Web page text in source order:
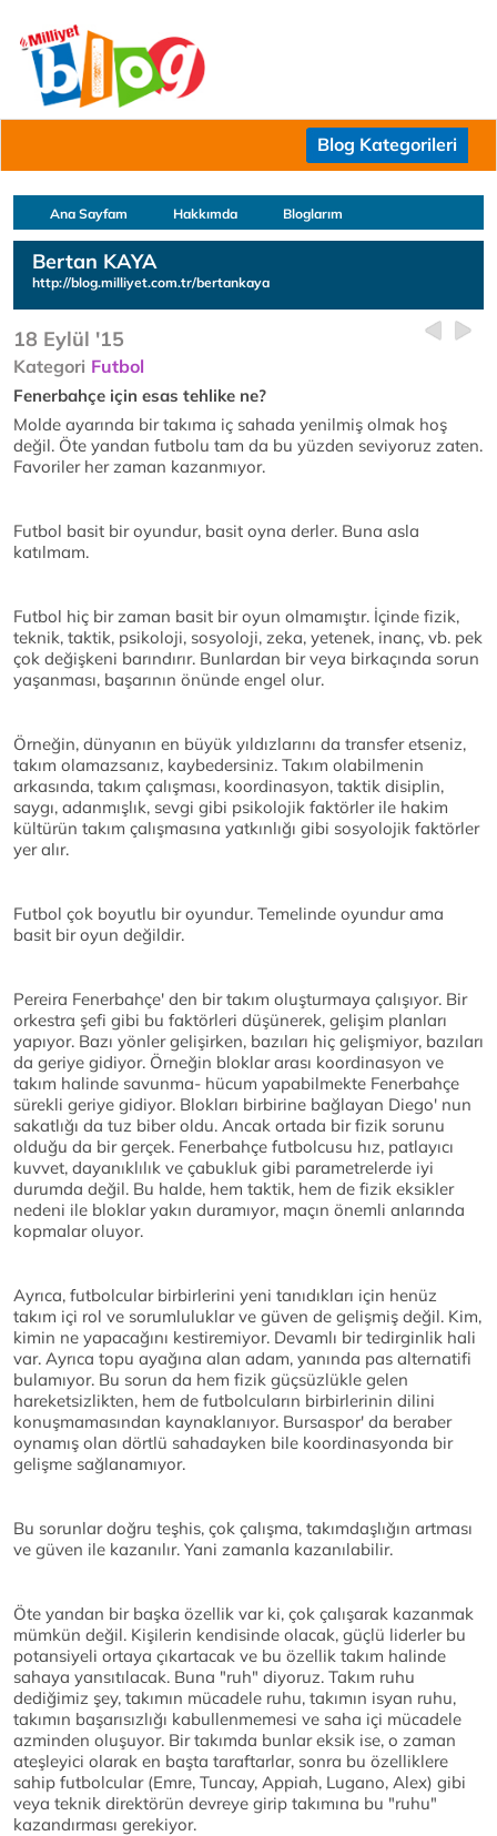
Blog Kategorileri
Ana Sayfam Hakkımda Bloglarım
Bertan KAYA
http://blog.milliyet.com.tr/bertankaya
18 Eylül '15
Kategori Futbol
Fenerbahçe için esas tehlike ne?
Molde ayarında bir takıma iç sahada yenilmiş olmak hoş
değil. Öte yandan futbolu tam da bu yüzden seviyoruz zaten.
Favoriler her zaman kazanmıyor.
Futbol basit bir oyundur, basit oyna derler. Buna asla
katılmam.
Futbol hiç bir zaman basit bir oyun olmamıştır. İçinde fizik,
teknik, taktik, psikoloji, sosyoloji, zeka, yetenek, inanç, vb. pek
çok değişkeni barındırır. Bunlardan bir veya birkaçında sorun
yaşanması, başarının önünde engel olur.
Örneğin, dünyanın en büyük yıldızlarını da transfer etseniz,
takım olamazsanız, kaybedersiniz. Takım olabilmenin
arkasında, takım çalışması, koordinasyon, taktik disiplin,
saygı, adanmışlık, sevgi gibi psikolojik faktörler ile hakim
kültürün takım çalışmasına yatkınlığı gibi sosyolojik faktörler
yer alır.
Futbol çok boyutlu bir oyundur. Temelinde oyundur ama
basit bir oyun değildir.
Pereira Fenerbahçe' den bir takım oluşturmaya çalışıyor. Bir
orkestra şefi gibi bu faktörleri düşünerek, gelişim planları
yapıyor. Bazı yönler gelişirken, bazıları hiç gelişmiyor, bazıları
da geriye gidiyor. Örneğin bloklar arası koordinasyon ve
takım halinde savunma- hücum yapabilmekte Fenerbahçe
sürekli geriye gidiyor. Blokları birbirine bağlayan Diego' nun
sakatlığı da tuz biber oldu. Ancak ortada bir fizik sorunu
olduğu da bir gerçek. Fenerbahçe futbolcusu hız, patlayıcı
kuvvet, dayanıklılık ve çabukluk gibi parametrelerde iyi
durumda değil. Bu halde, hem taktik, hem de fizik eksikler
nedeni ile bloklar yakın duramıyor, maçın önemli anlarında
kopmalar oluyor.
Ayrıca, futbolcular birbirlerini yeni tanıdıkları için henüz
takım içi rol ve sorumluluklar ve güven de gelişmiş değil. Kim,
kimin ne yapacağını kestiremiyor. Devamlı bir tedirginlik hali
var. Ayrıca topu ayağına alan adam, yanında pas alternatifi
bulamıyor. Bu sorun da hem fizik güçsüzlükle gelen
hareketsizlikten, hem de futbolcuların birbirlerinin dilini
konuşmamasından kaynaklanıyor. Bursaspor' da beraber
oynamış olan dörtlü sahadayken bile koordinasyonda bir
gelişme sağlanamıyor.
Bu sorunlar doğru teşhis, çok çalışma, takımdaşlığın artması
ve güven ile kazanılır. Yani zamanla kazanılabilir.
Öte yandan bir başka özellik var ki, çok çalışarak kazanmak
mümkün değil. Kişilerin kendisinde olacak, güçlü liderler bu
potansiyeli ortaya çıkartacak ve bu özellik takım halinde
sahaya yansıtılacak. Buna "ruh" diyoruz. Takım ruhu
dediğimiz şey, takımın mücadele ruhu, takımın isyan ruhu,
takımın başarısızlığı kabullenmemesi ve saha içi mücadele
azminden oluşuyor. Bir takımda bunlar eksik ise, o zaman
ateşleyici olarak en başta taraftarlar, sonra bu özelliklere
sahip futbolcular (Emre, Tuncay, Appiah, Lugano, Alex) gibi
veya teknik direktörün devreye girip takımına bu "ruhu"
kazandırması gerekiyor.